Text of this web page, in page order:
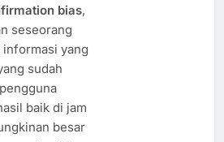
bias,
seseorang
yang
sudah
baik di jam
besar